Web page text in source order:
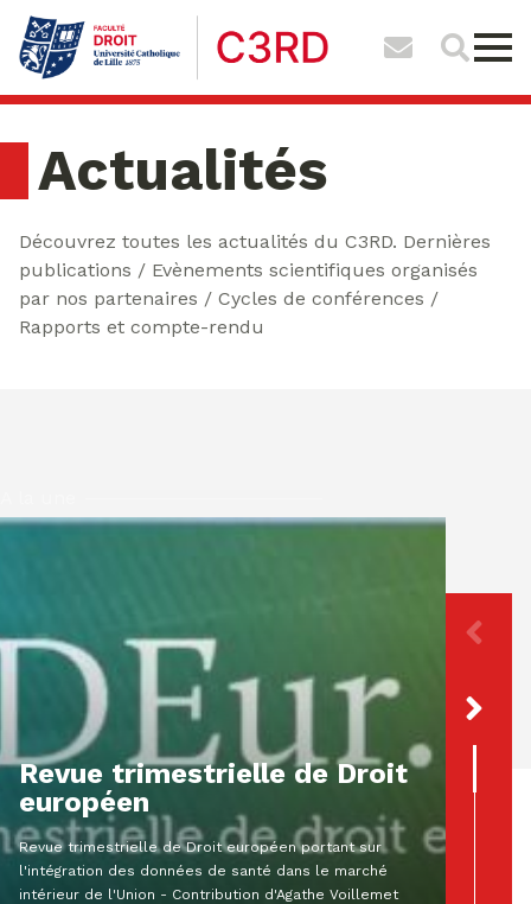
Actualités
Découvrez toutes les actualités du C3RD. Dernières
publications / Evènements scientifiques organisés
par nos partenaires / Cycles de conférences /
Rapports et compte-rendu
Revue trimestrielle de Droit
européen
Revue trimestrielle de Droit européen portant sur
l'intégration des données de santé dans le marché
intérieur de l'Union - Contribution d'Agathe Voillemet